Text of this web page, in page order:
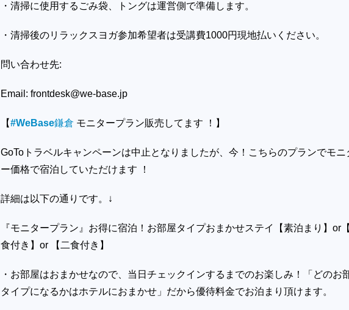
・清掃に使用するごみ袋、トングは運営側で準備します。
・清掃後のリラックスヨガ参加希望者は受講費1000円現地払いください。
問い合わせ先:
Email: frontdesk@we-base.jp
【#WeBase鎌倉 モニタープラン販売してます ！】
GoToトラベルキャンペーンは中止となりましたが、今！こちらのプランでモニ
ー価格で宿泊していただけます ！
詳細は以下の通りです。↓
『モニタープラン』お得に宿泊！お部屋タイプおまかせステイ【素泊まり】or
食付き】or 【二食付き】
・お部屋はおまかせなので、当日チェックインするまでのお楽しみ！「どのお
タイプになるかはホテルにおまかせ」だから優待料金でお泊まり頂けます。